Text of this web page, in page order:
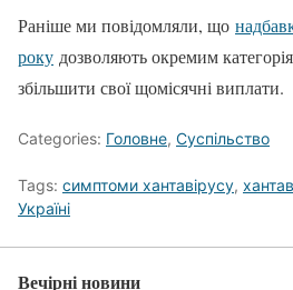
Раніше ми повідомляли, що
року дозволяють окремим
збільшити свої щомісячні виплати.
Categories: Головне, Суспільство
Tags: симптоми хантавірусу,
Україні
Вечірні новини